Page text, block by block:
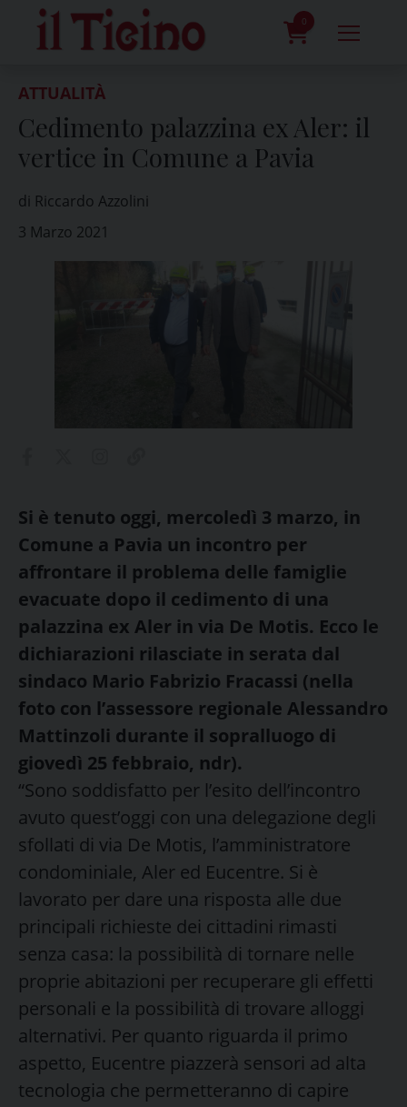
content
0
ATTUALITÀ
Cedimento palazzina ex Aler: il
vertice in Comune a Pavia
di Riccardo Azzolini
3 Marzo 2021
Si è tenuto oggi, mercoledì 3 marzo, in
Comune a Pavia un incontro per
affrontare il problema delle famiglie
evacuate dopo il cedimento di una
palazzina ex Aler in via De Motis. Ecco le
dichiarazioni rilasciate in serata dal
sindaco Mario Fabrizio Fracassi (nella
foto con l’assessore regionale Alessandro
Mattinzoli durante il sopralluogo di
giovedì 25 febbraio, ndr).
“Sono soddisfatto per l’esito dell’incontro
avuto quest’oggi con una delegazione degli
sfollati di via De Motis, l’amministratore
condominiale, Aler ed Eucentre. Si è
lavorato per dare una risposta alle due
principali richieste dei cittadini rimasti
senza casa: la possibilità di tornare nelle
proprie abitazioni per recuperare gli effetti
personali e la possibilità di trovare alloggi
alternativi. Per quanto riguarda il primo
aspetto, Eucentre piazzerà sensori ad alta
tecnologia che permetteranno di capire